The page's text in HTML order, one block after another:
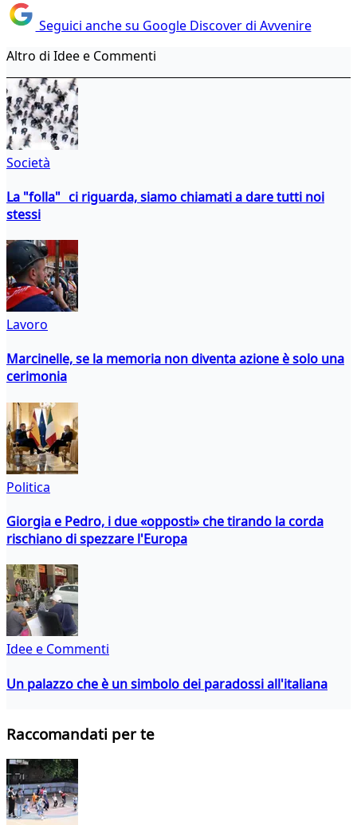
Seguici anche su Google Discover di Avvenire
Altro di Idee e Commenti
Società
La "folla" ci riguarda, siamo chiamati a dare tutti noi
stessi
Lavoro
Marcinelle, se la memoria non diventa azione è solo una
cerimonia
Politica
Giorgia e Pedro, i due «opposti» che tirando la corda
rischiano di spezzare l'Europa
Idee e Commenti
Un palazzo che è un simbolo dei paradossi all'italiana
Raccomandati per te